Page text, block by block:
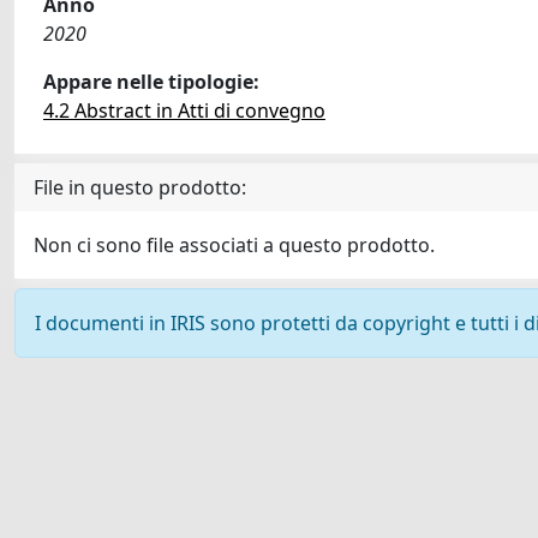
2020
Appare nelle tipologie:
4.2 Abstract in Atti di convegno
File in questo prodotto:
Non ci sono file associati a questo prodotto.
I documenti in IRIS sono protetti da copyright e tutti i